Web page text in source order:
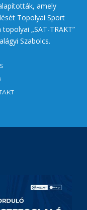
amely
Topolyai Sport
„SAT-TRAKT”
Szabolcs.